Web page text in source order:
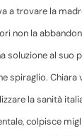
a trovare la
non la
soluzione al suo
spiraglio.
la sanità
colpisce